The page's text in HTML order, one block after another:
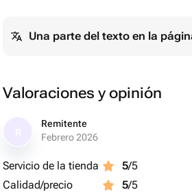
Una parte del texto en la
Valoraciones y opinión
Remitente
Febrero 2026
Servicio de la tienda 5/5
Calidad/precio
5/5